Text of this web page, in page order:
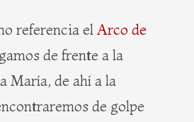
referencia el Arco de
de frente a la
María, de ahí a la
de golpe